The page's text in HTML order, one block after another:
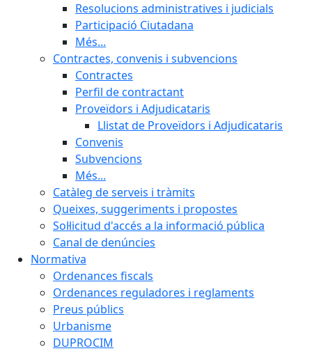
Resolucions administratives i judicials
Participació Ciutadana
Més...
Contractes, convenis i subvencions
Contractes
Perfil de contractant
Proveïdors i Adjudicataris
Llistat de Proveïdors i Adjudicataris
Convenis
Subvencions
Més...
Catàleg de serveis i tràmits
Queixes, suggeriments i propostes
Sol·licitud d'accés a la informació pública
Canal de denúncies
Normativa
Ordenances fiscals
Ordenances reguladores i reglaments
Preus públics
Urbanisme
DUPROCIM